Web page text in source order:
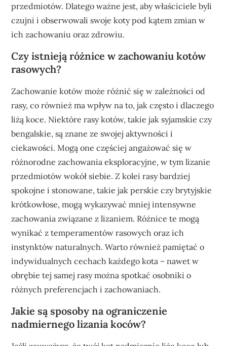
przedmiotów. Dlatego ważne jest, aby właściciele byli
czujni i obserwowali swoje koty pod kątem zmian w
ich zachowaniu oraz zdrowiu.
Czy istnieją różnice w zachowaniu kotów
rasowych?
Zachowanie kotów może różnić się w zależności od
rasy, co również ma wpływ na to, jak często i dlaczego
liżą koce. Niektóre rasy kotów, takie jak syjamskie czy
bengalskie, są znane ze swojej aktywności i
ciekawości. Mogą one częściej angażować się w
różnorodne zachowania eksploracyjne, w tym lizanie
przedmiotów wokół siebie. Z kolei rasy bardziej
spokojne i stonowane, takie jak perskie czy brytyjskie
krótkowłose, mogą wykazywać mniej intensywne
zachowania związane z lizaniem. Różnice te mogą
wynikać z temperamentów rasowych oraz ich
instynktów naturalnych. Warto również pamiętać o
indywidualnych cechach każdego kota – nawet w
obrębie tej samej rasy można spotkać osobniki o
różnych preferencjach i zachowaniach.
Jakie są sposoby na ograniczenie
nadmiernego lizania koców?